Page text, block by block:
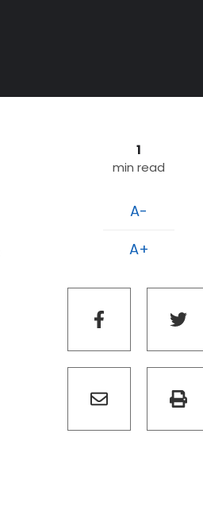
1
min read
A-
A+